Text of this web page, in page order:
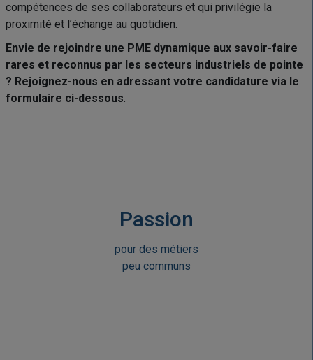
compétences de ses collaborateurs et qui privilégie la
proximité et l’échange au quotidien.
Envie de rejoindre une PME dynamique aux savoir-faire
rares et reconnus par les secteurs industriels de pointe
? Rejoignez-nous en adressant votre candidature via le
formulaire ci-dessous.
Passion
pour des métiers
peu communs